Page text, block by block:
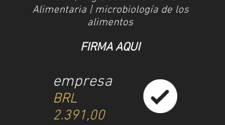
Alimentaria | microbiología de los
alimentos
FIRMA AQUI
empresa
BRL
2.391,00